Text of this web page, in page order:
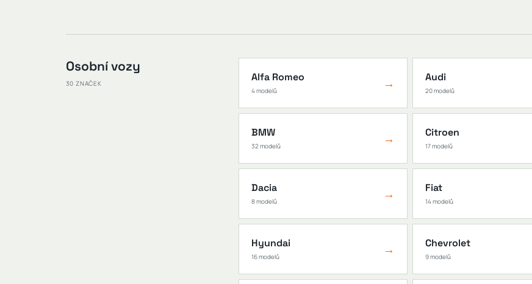
Osobní vozy
30 ZNAČEK Alfa Romeo
4 modelů → Audi
20 modelů
BMW
32 modelů → Citroen
17 modelů
Dacia
8 modelů → Fiat
14 modelů
Hyundai
16 modelů → Chevrolet
9 modelů